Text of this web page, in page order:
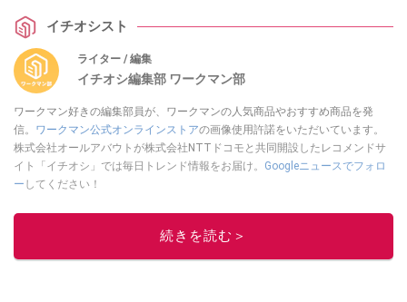
イチオシスト
ライター / 編集
イチオシ編集部 ワークマン部
ワークマン好きの編集部員が、ワークマンの人気商品やおすすめ商品を発
信。 ワークマン公式オンラインストアの画像使用許諾をいただいています。
株式会社オールアバウトが株式会社NTTドコモと共同開設したレコメンドサ
イト「イチオシ」では毎日トレンド情報をお届け。 Googleニュースでフォロ
ー してください！
このイチオシストの他の記事を読む
続きを読む＞